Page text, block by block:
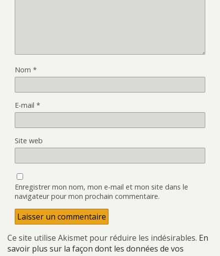
Nom *
E-mail *
Site web
Enregistrer mon nom, mon e-mail et mon site dans le
navigateur pour mon prochain commentaire.
Ce site utilise Akismet pour réduire les indésirables. En
savoir plus sur la façon dont les données de vos